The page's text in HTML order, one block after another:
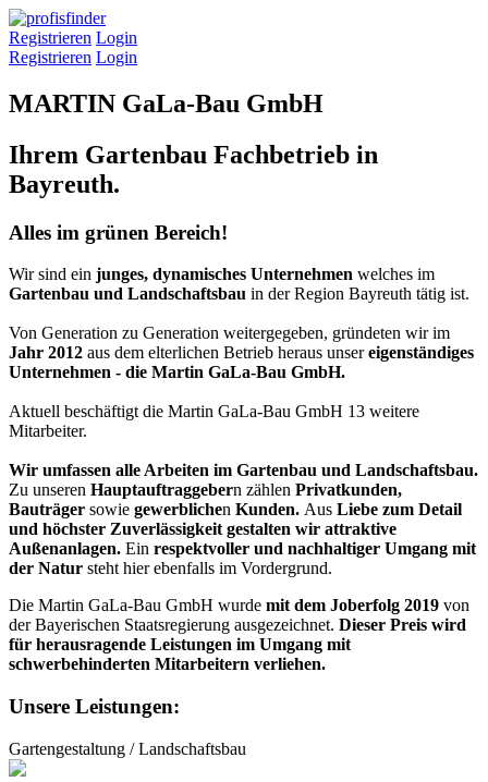
Registrieren Login
Registrieren Login
MARTIN GaLa-Bau GmbH
Ihrem Gartenbau Fachbetrieb in
Bayreuth.
Alles im grünen Bereich!
Wir sind ein junges, dynamisches Unternehmen welches im
Gartenbau und Landschaftsbau in der Region Bayreuth tätig ist.
Von Generation zu Generation weitergegeben, gründeten wir im
Jahr 2012 aus dem elterlichen Betrieb heraus unsereigenständiges
Unternehmen - die Martin GaLa-Bau GmbH.
Aktuell beschäftigt die Martin GaLa-Bau GmbH 13 weitere
Mitarbeiter.
Wir umfassen alle Arbeiten im Gartenbau und Landschaftsbau.
Zu unseren Hauptauftraggebern zählen Privatkunden,
Bauträger sowie gewerblichen Kunden. Aus Liebe zum Detail
und höchster Zuverlässigkeit gestalten wir attraktive
Außenanlagen. Ein respektvoller und nachhaltiger Umgang mit
der Natur steht hier ebenfalls im Vordergrund.
Die Martin GaLa-Bau GmbH wurde mit dem Joberfolg 2019 von
der Bayerischen Staatsregierung ausgezeichnet. Dieser Preis wird
für herausragende Leistungen im Umgang mit
schwerbehinderten Mitarbeitern verliehen.
Unsere Leistungen:
Gartengestaltung / Landschaftsbau